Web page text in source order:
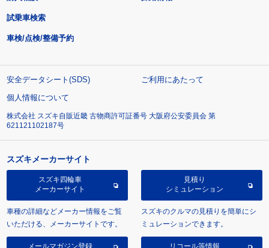
試乗車検索
車検/点検/整備予約
安全データシート(SDS)
ご利用にあたって
個人情報について
株式会社 スズキ自販近畿 古物商許可証番号 大阪府公安委員会 第
621121102187号
スズキメーカーサイト
スズキ四輪車
メーカーサイト
車種の詳細などメーカー情報をご覧
いただける、メーカーサイトです。
見積り
シミュレーション
スズキのクルマの見積りを簡単にシ
ミュレーションできます。